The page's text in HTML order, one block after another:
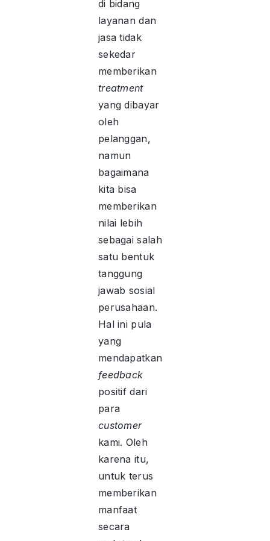
di bidang
layanan dan
jasa tidak
sekedar
memberikan
treatment
yang dibayar
oleh
pelanggan,
namun
bagaimana
kita bisa
memberikan
nilai lebih
sebagai salah
satu bentuk
tanggung
jawab sosial
perusahaan.
Hal ini pula
yang
mendapatkan
feedback
positif dari
para
customer
kami. Oleh
karena itu,
untuk terus
memberikan
manfaat
secara